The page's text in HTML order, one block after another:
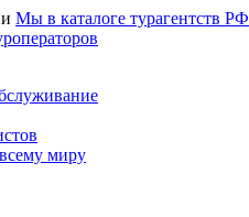
Мы в каталоге турагентств РФ
миру